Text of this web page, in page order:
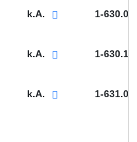
k.A. 1-630.0
k.A. 1-630.1
k.A. 1-631.0